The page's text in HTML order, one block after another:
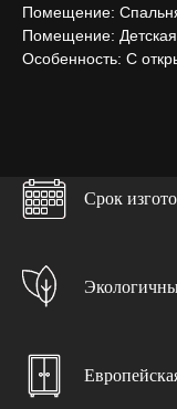
Помещение:
Помещение: Детская
Особенность: С
Срок
Дизайн-проект